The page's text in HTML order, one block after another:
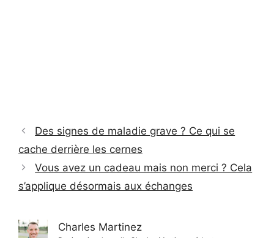
Des signes de maladie grave ? Ce qui se
cache derrière les cernes
Vous avez un cadeau mais non merci ? Cela
s’applique désormais aux échanges
Charles Martinez